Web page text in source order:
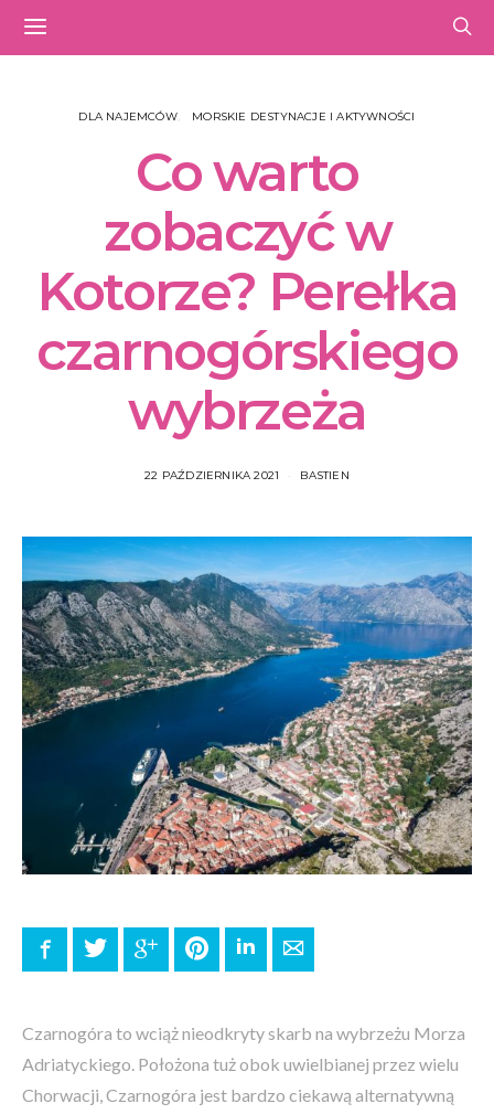
DLA NAJEMCÓW MORSKIE DESTYNACJE I AKTYWNOŚCI
Co warto
zobaczyć w
Kotorze? Perełka
czarnogórskiego
wybrzeża
22 PAŹDZIERNIKA 2021 BASTIEN
FacebookTwitter Google+ PinterestLinkedInE-mail
Czarnogóra to wciąż nieodkryty skarb na wybrzeżu Morza
Adriatyckiego. Położona tuż obok uwielbianej przez wielu
Chorwacji, Czarnogóra jest bardzo ciekawą alternatywną